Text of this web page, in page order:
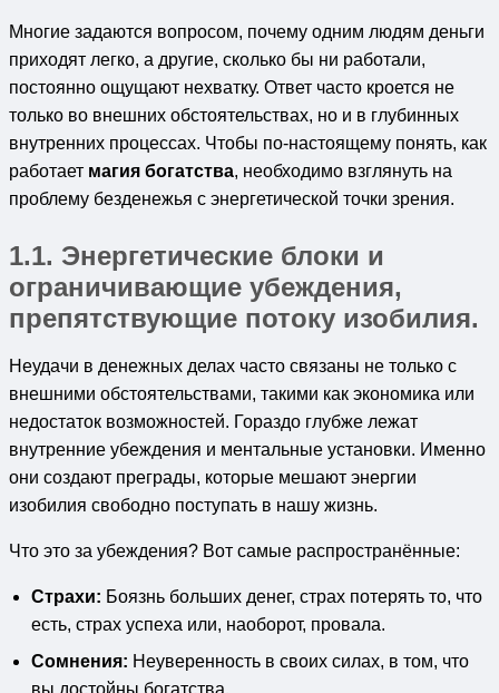
Многие задаются вопросом, почему одним людям деньги
приходят легко, а другие, сколько бы ни работали,
постоянно ощущают нехватку. Ответ часто кроется не
только во внешних обстоятельствах, но и в глубинных
внутренних процессах. Чтобы по-настоящему понять, как
работает магия богатства, необходимо взглянуть на
проблему безденежья с энергетической точки зрения.
1.1. Энергетические блоки и
ограничивающие убеждения,
препятствующие потоку изобилия.
Неудачи в денежных делах часто связаны не только с
внешними обстоятельствами, такими как экономика или
недостаток возможностей. Гораздо глубже лежат
внутренние убеждения и ментальные установки. Именно
они создают преграды, которые мешают энергии
изобилия свободно поступать в нашу жизнь.
Что это за убеждения? Вот самые распространённые:
Страхи: Боязнь больших денег, страх потерять то, что
есть, страх успеха или, наоборот, провала.
Сомнения: Неуверенность в своих силах, в том, что
вы достойны богатства.